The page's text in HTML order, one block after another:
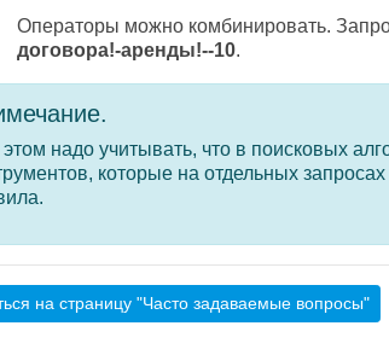
Операторы можно комбинировать.
договора!-аренды!--10.
надо учитывать, что в поисковых
которые на отдельных
на страницу "Часто задаваемые вопросы"